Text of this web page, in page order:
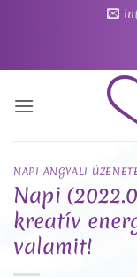
NAPI ANGYALI
Napi
kreatív
valamit!